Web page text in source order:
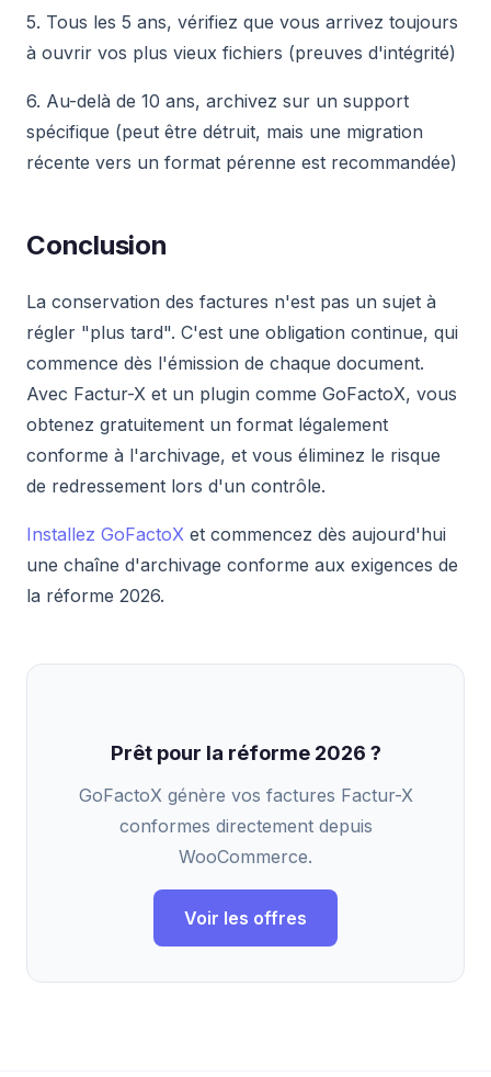
5. Tous les 5 ans, vérifiez que vous arrivez toujours
à ouvrir vos plus vieux fichiers (preuves d'intégrité)
6. Au-delà de 10 ans, archivez sur un support
spécifique (peut être détruit, mais une migration
récente vers un format pérenne est recommandée)
Conclusion
La conservation des factures n'est pas un sujet à
régler "plus tard". C'est une obligation continue, qui
commence dès l'émission de chaque document.
Avec Factur-X et un plugin comme GoFactoX, vous
obtenez gratuitement un format légalement
conforme à l'archivage, et vous éliminez le risque
de redressement lors d'un contrôle.
Installez GoFactoX et commencez dès aujourd'hui
une chaîne d'archivage conforme aux exigences de
la réforme 2026.
Prêt pour la réforme 2026 ?
GoFactoX génère vos factures Factur-X
conformes directement depuis
WooCommerce.
Voir les offres